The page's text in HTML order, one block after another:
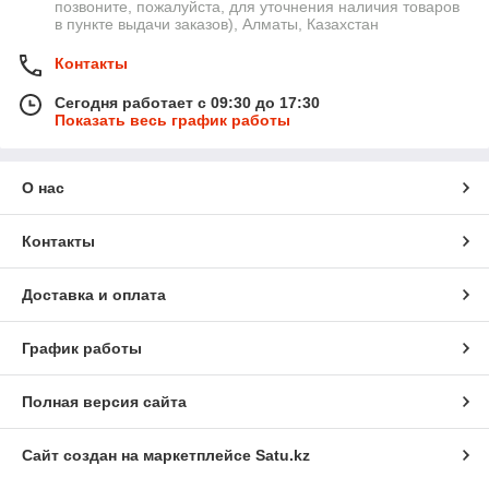
позвоните, пожалуйста, для уточнения наличия товаров
в пункте выдачи заказов), Алматы, Казахстан
Контакты
Сегодня работает с 09:30 до 17:30
Показать весь график работы
О нас
Контакты
Доставка и оплата
График работы
Полная версия сайта
Сайт создан на маркетплейсе Satu.kz